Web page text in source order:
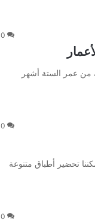
0
من عمر الستة أشهر
0
تحضير أطباق متنوعة
0